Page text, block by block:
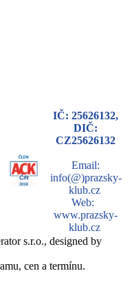
IČ: 25626132,
DIČ:
CZ25626132
Email:
info(@)prazsky-
klub.cz
Web:
www.prazsky-
klub.cz
s.r.o., designed by
cen a termínu.